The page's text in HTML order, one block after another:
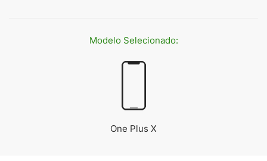
Modelo Selecionado:
One Plus X